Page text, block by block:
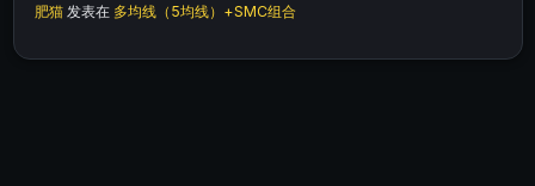
肥猫 发表在 多均线（5均线）+SMC组合